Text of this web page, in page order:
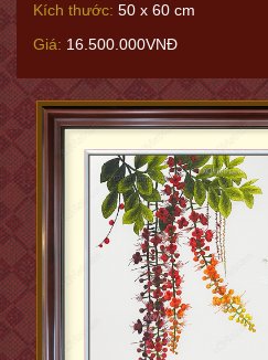
Kích thước: 50 x 60 cm
Giá: 16.500.000VNĐ